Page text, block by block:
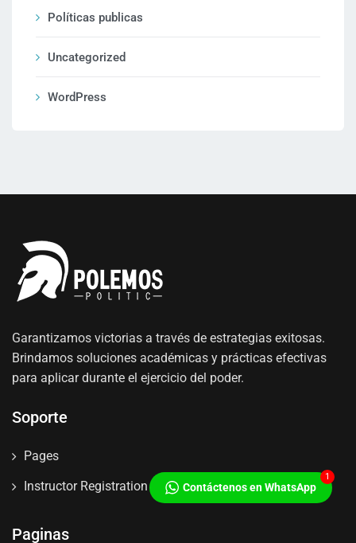
Políticas publicas
Uncategorized
WordPress
Garantizamos victorias a través de estrategias exitosas.
Brindamos soluciones académicas y prácticas efectivas
para aplicar durante el ejercicio del poder.
Soporte
Pages
Instructor Registration
Paginas
Contáctenos en WhatsApp
1